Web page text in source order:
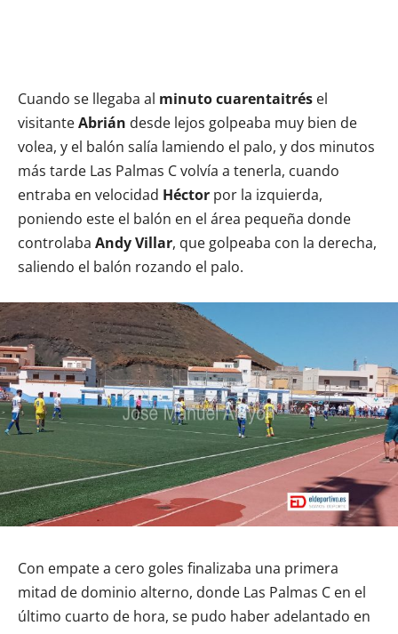
Cuando se llegaba al minuto cuarentaitrés el
visitanteAbrián desde lejos golpeaba muy bien de
volea, y el balón salía lamiendo el palo, y dos minutos
más tarde Las Palmas C volvía a tenerla, cuando
entraba en velocidad Héctor por la izquierda,
poniendo este el balón en el área pequeña donde
controlaba Andy Villar, que golpeaba con la derecha,
saliendo el balón rozando el palo.
Con empate a cero goles finalizaba una primera
mitad de dominio alterno, donde Las Palmas C en el
último cuarto de hora, se pudo haber adelantado en